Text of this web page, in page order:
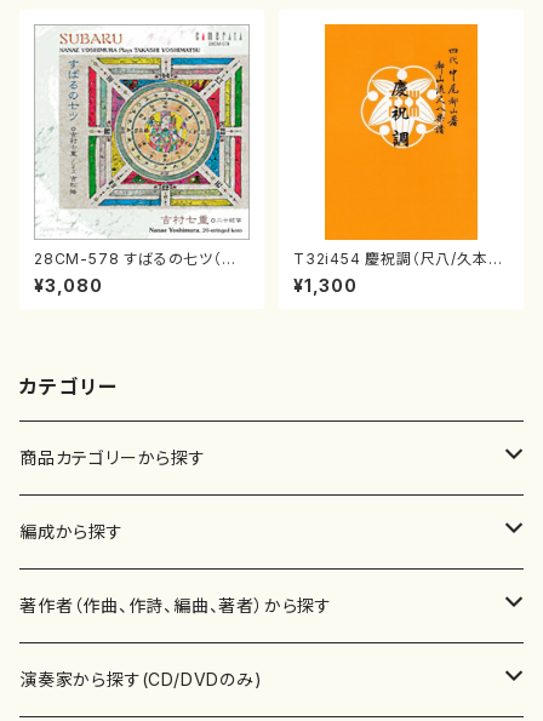
28CM-578 すばるの七ツ（二
十絃箏/クラリネット/ヴァイオリ
ン/チェロ/吉松 隆：/CD）
¥3,080
T32i454 慶祝調（尺八/久本玄
智/楽譜）都山流公刊楽譜曲番:2
161
¥1,300
カテゴリー
商品カテゴリーから探す
楽譜
書籍
書籍
CD・DVD
編成から探す
邦楽器
箏・琴（ソロ）
合唱
著作者（作曲、作詩、編曲、著者）から探す
あ行
演奏家から探す(CD/DVDのみ)